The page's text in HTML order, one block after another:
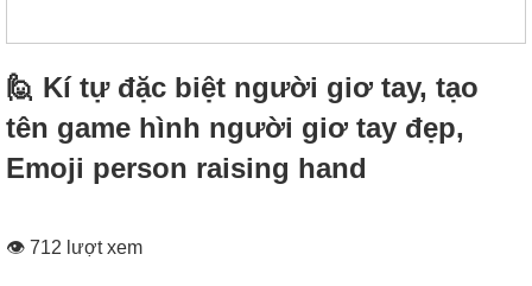
🙋 Kí tự đặc biệt người giơ tay, tạo
tên game hình người giơ tay đẹp,
Emoji person raising hand
👁 712 lượt xem